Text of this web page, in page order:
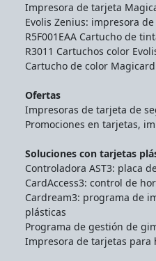
Impresora de tarjeta
Evolis Zenius: impresora
R5F001EAA Cartucho de
R3011 Cartuchos color
Cartucho de color
Ofertas
Impresoras de tarjeta de
Promociones en tarjetas,
Soluciones con tarjetas
Controladora AST3: placa
CardAccess3: control de
Cardream3: programa de
plásticas
Programa de gestión de
Impresora de tarjetas para